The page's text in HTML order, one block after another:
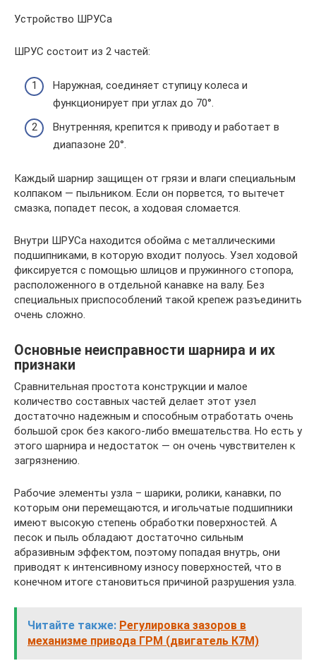
Устройство ШРУСа
ШРУС состоит из 2 частей:
Наружная, соединяет ступицу колеса и
функционирует при углах до 70°.
Внутренняя, крепится к приводу и работает в
диапазоне 20°.
Каждый шарнир защищен от грязи и влаги специальным
колпаком — пыльником. Если он порвется, то вытечет
смазка, попадет песок, а ходовая сломается.
Внутри ШРУСа находится обойма с металлическими
подшипниками, в которую входит полуось. Узел ходовой
фиксируется с помощью шлицов и пружинного стопора,
расположенного в отдельной канавке на валу. Без
специальных приспособлений такой крепеж разъединить
очень сложно.
Основные неисправности шарнира и их
признаки
Сравнительная простота конструкции и малое
количество составных частей делает этот узел
достаточно надежным и способным отработать очень
большой срок без какого-либо вмешательства. Но есть у
этого шарнира и недостаток — он очень чувствителен к
загрязнению.
Рабочие элементы узла – шарики, ролики, канавки, по
которым они перемещаются, и игольчатые подшипники
имеют высокую степень обработки поверхностей. А
песок и пыль обладают достаточно сильным
абразивным эффектом, поэтому попадая внутрь, они
приводят к интенсивному износу поверхностей, что в
конечном итоге становиться причиной разрушения узла.
Читайте также: Регулировка зазоров в
механизме привода ГРМ (двигатель К7М)